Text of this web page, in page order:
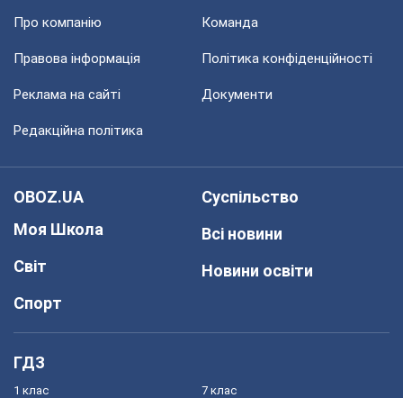
Про компанію Команда
Правова інформація Політика конфіденційності
Реклама на сайті Документи
Редакційна політика
OBOZ.UA
Моя Школа
Світ
Спорт
Суспільство
Всі новини
Новини освіти
ГДЗ
1 клас 7 клас